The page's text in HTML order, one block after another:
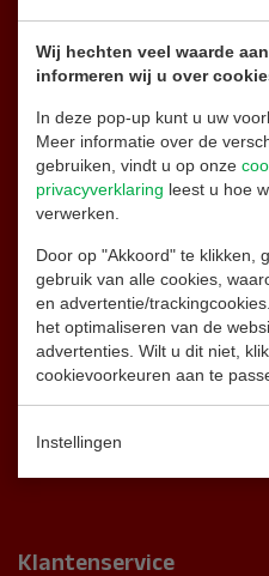
Wij hechten veel waarde
informeren wij u over
In deze pop-up kunt u uw
Meer informatie over de
gebruiken, vindt u op onze
privacyverklaring leest u hoe
verwerken.
Door op "Akkoord" te klikken,
gebruik van alle cookies,
en advertentie/
het optimaliseren van de
advertenties. Wilt u dit niet,
cookievoorkeuren aan te
Instellingen
Hulp nodig?
Onze support staat 24/7 voor u
06 26 32 87 14 Alleen appen
info@brandblussershop.nl
0180 - 556 747
Naar de contactpagina
Facebook
Instagram
Klantenservice